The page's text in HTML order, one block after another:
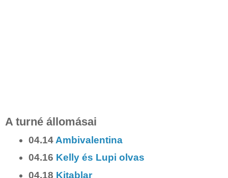
A turné állomásai
04.14 Ambivalentina
04.16 Kelly és Lupi olvas
04.18 Kitablar